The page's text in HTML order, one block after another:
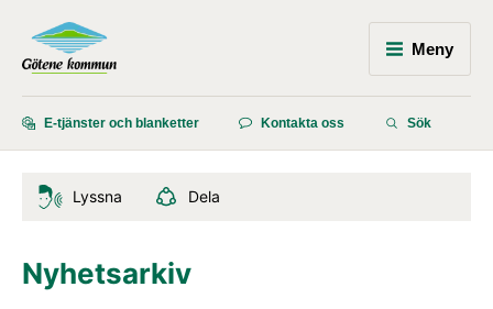
Meny
E-tjänster och blanketter Kontakta oss Sök
Lyssna Dela
Nyhetsarkiv